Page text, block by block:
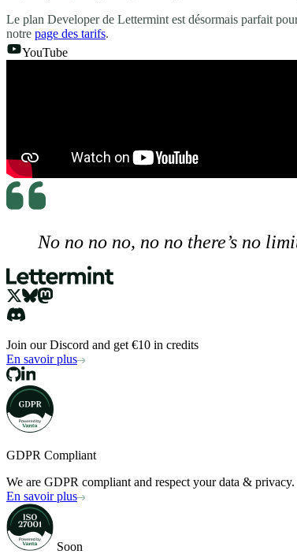
Le plan Developer de Lettermint est désormais parfait
notre page des tarifs.
YouTube
No no no no, no no there’s no
Join our Discord and get €10 in credits
En savoir plus
GDPR Compliant
We are GDPR compliant and respect your data & privacy.
En savoir plus
Soon